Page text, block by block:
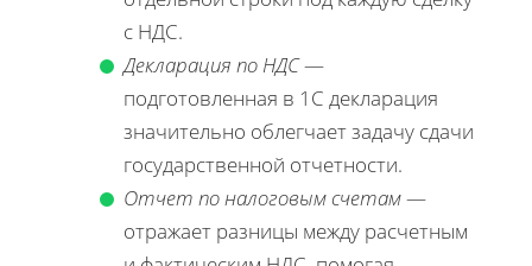
с НДС.
Декларация по НДС—
подготовленная в 1С декларация
значительно облегчает задачу сдачи
государственной отчетности.
Отчет по налоговым счетам—
отражает разницы между расчетным